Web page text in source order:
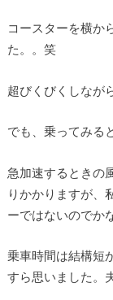
コースターを横か
た。。笑
超びくびくしなが
でも、乗ってみる
急加速するときの
りかかりますが、
ーではないのでか
乗車時間は結構短
すら思いました。